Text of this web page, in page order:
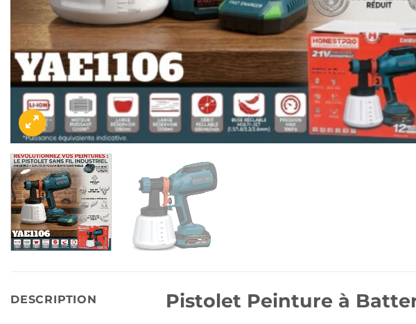
DESCRIPTION Pistolet Peinture à